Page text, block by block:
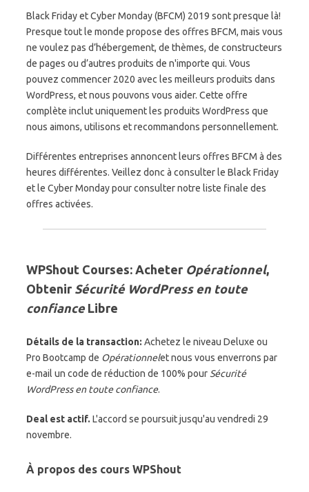
Black Friday et Cyber ​​Monday (BFCM) 2019 sont presque là!
Presque tout le monde propose des offres BFCM, mais vous
ne voulez pas d’hébergement, de thèmes, de constructeurs
de pages ou d’autres produits de n'importe qui. Vous
pouvez commencer 2020 avec les meilleurs produits dans
WordPress, et nous pouvons vous aider. Cette offre
complète inclut uniquement les produits WordPress que
nous aimons, utilisons et recommandons personnellement.
Différentes entreprises annoncent leurs offres BFCM à des
heures différentes. Veillez donc à consulter le Black Friday
et le Cyber ​​Monday pour consulter notre liste finale des
offres activées.
WPShout Courses: Acheter Opérationnel,
Obtenir Sécurité WordPress en toute
confianceLibre
Détails de la transaction: Achetez le niveau Deluxe ou
Pro Bootcamp de Opérationnelet nous vous enverrons par
e-mail un code de réduction de 100% pour Sécurité
WordPress en toute confiance.
Deal est actif. L'accord se poursuit jusqu'au vendredi 29
novembre.
À propos des cours WPShout